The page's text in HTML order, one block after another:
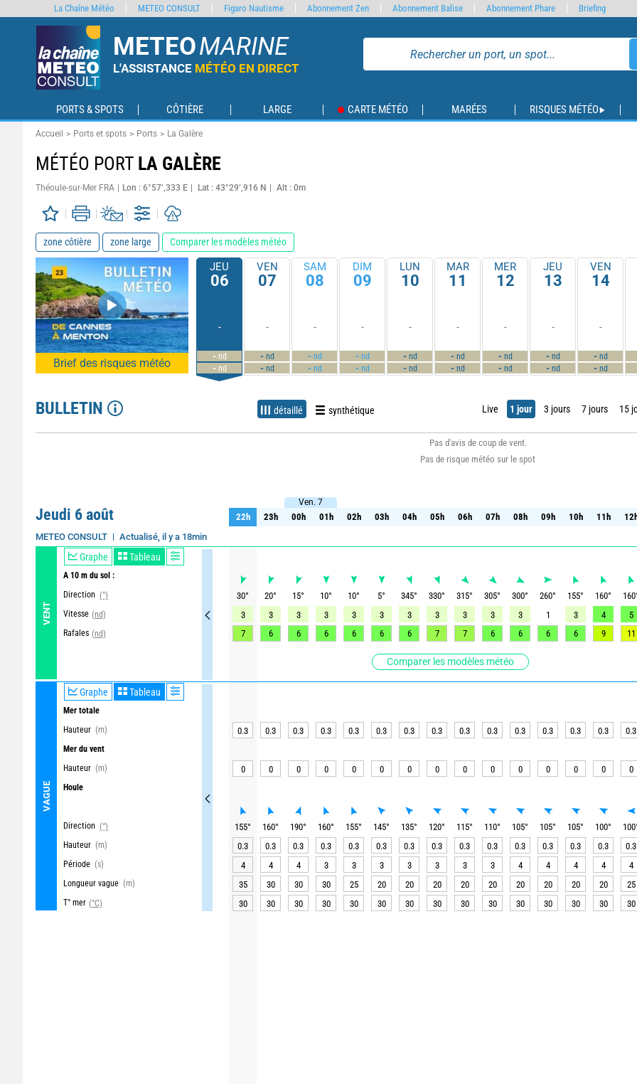
METEOMARINE
L'ASSISTANCE MÉTÉO EN DIRECT
PORTS & SPOTS CÔTIÈRE LARGE CARTE MÉTÉO MARÉES RISQUES MÉTÉO
Accueil Ports et spots Ports La Galère
MÉTÉO PORT LA GALÈRE
Théoule-sur-Mer FRA Lon : 6°57’,333 E Lat : 43°29’,916 N Alt : 0m
zone côtière zone large Comparer les modèles météo
Brief des risques météo
JEU
06
-
- nd
- nd
VEN
07
-
-nd
-nd
SAM
08
-
- nd
- nd
DIM
09
-
- nd
- nd
LUN
10
-
-nd
-nd
MAR
11
-
-nd
-nd
MER
12
-
-nd
-nd
JEU
13
-
-nd
-nd
VEN
14
-
-nd
-nd
BULLETIN détaillé synthétique Live 1 jour 3 jours 7 jours 15
Pas d'avis de coup de vent.
Pas de risque météo sur le spot
Jeudi 6 août
METEO CONSULT Actualisé, il y a 18min
VENT
Graphe Tableau
A 10 m du sol :
Direction (°)
Vitesse (nd)
Rafales (nd)
Comparer les modèles météo
VAGUE
Graphe Tableau
Mer totale
Hauteur (m)
Mer du vent
Hauteur (m)
Houle
Direction (°)
Hauteur (m)
Période (s)
Longueur vague (m)
T° mer (°C)
Ven. 7
22h 23h 00h 01h 02h 03h 04h 05h 06h 07h 08h 09h 10h 11h
Ven. 7
22h 23h 00h 01h 02h 03h 04h 05h 06h 07h 08h 09h 10h 11h 12h
30° 20° 15° 10° 10° 5° 345° 330° 315° 305° 300° 260° 155° 160° 160
3
3 3 3 3 3 3 3 3 3 3 1 3 4 5
7
6 6 6 6 6 6 7 7 6 6 6 6 9 11
0.3 0.3 0.3 0.3 0.3 0.3 0.3 0.3 0.3 0.3 0.3 0.3 0.3 0.3 0.3
0 0 0 0 0 0 0 0 0 0 0 0 0 0 0
155° 160° 190° 160° 155° 145° 135° 120° 115° 110° 105° 105° 105° 100° 100
0.3
0.3 0.3 0.3 0.3 0.3 0.3 0.3 0.3 0.3 0.3 0.3 0.3 0.3 0.3
4
4 4 3 3 3 3 3 3 3 4 4 4 4 4
35
30 30 30 25 20 20 20 20 20 20 20 20 20 25
30
30 30 30 30 30 30 30 30 30 30 30 30 30 30
La Chaîne Météo METEO CONSULT Figaro Nautisme Abonnement Zen Abonnement Balise Abonnement Phare Briefing